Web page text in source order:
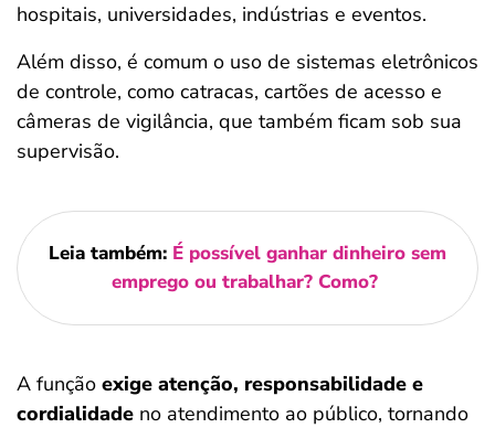
hospitais, universidades, indústrias e eventos.
Além disso, é comum o uso de sistemas eletrônicos
de controle, como catracas, cartões de acesso e
câmeras de vigilância, que também ficam sob sua
supervisão.
Leia também: É possível ganhar dinheiro sem
emprego ou trabalhar? Como?
A função exige atenção, responsabilidade e
cordialidade no atendimento ao público, tornando